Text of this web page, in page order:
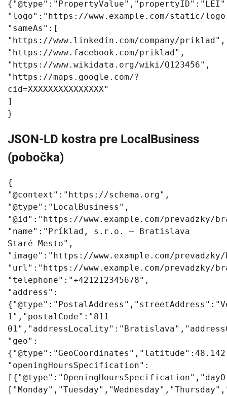
"logo":"https://www.example.com/static/
"sameAs":[
"https://www.linkedin.com/company/priklad",
"https://www.facebook.com/priklad",
"https://www.wikidata.org/wiki/Q123456",
"https://maps.google.com/?
cid=XXXXXXXXXXXXXXX"
]
}
JSON-LD kostra pre LocalBusiness
(pobočka)
{
"@context":"https://schema.org",
"@type":"LocalBusiness",
"@id":"https://www.example.com/
"name":"Príklad, s.r.o. – Bratislava
Staré Mesto",
"image":"https://www.example.com/
"url":"https://www.example.com/prevadzky/
"telephone":"+421212345678",
"address":
1","postalCode":"811
"geo":
"openingHoursSpecification":